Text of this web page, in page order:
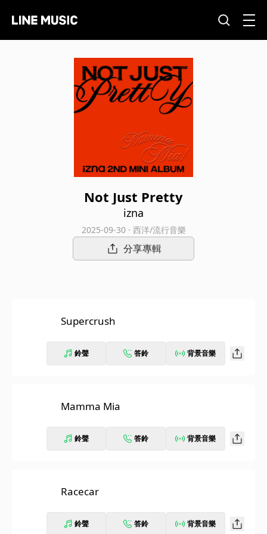
Not Just Pretty
izna
2025-09-30 · 西洋/流行音樂
分享專輯
Supercrush
鈴聲 答鈴 背景音樂
Mamma Mia
鈴聲 答鈴 背景音樂
Racecar
鈴聲 答鈴 背景音樂